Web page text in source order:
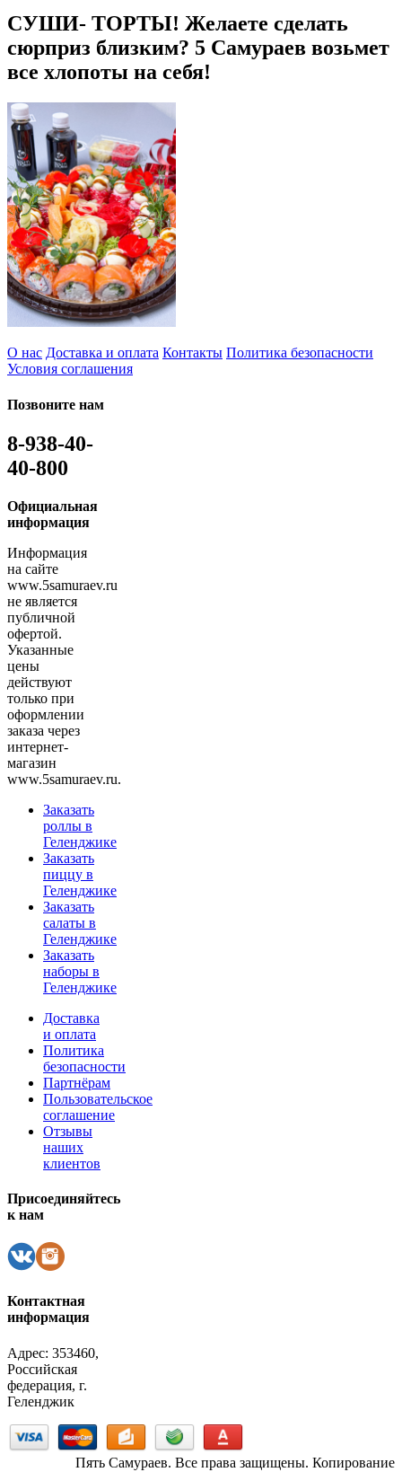
СУШИ- ТОРТЫ! Желаете сделать
сюрприз близким? 5 Самураев возьмет
все хлопоты на себя!
О нас Доставка и оплата Контакты Политика безопасности
Условия соглашения
Позвоните нам
8-938-40-
40-800
Официальная
информация
Информация
на сайте
www.5samuraev.ru
не является
публичной
офертой.
Указанные
цены
действуют
только при
оформлении
заказа через
интернет-
магазин
www.5samuraev.ru.
Заказать
роллы в
Геленджике
Заказать
пиццу в
Геленджике
Заказать
салаты в
Геленджике
Заказать
наборы в
Геленджике
Доставка
и оплата
Политика
безопасности
Партнёрам
Пользовательское
соглашение
Отзывы
наших
клиентов
Присоединяйтесь
к нам
Контактная
информация
Адрес: 353460,
Российская
федерация, г.
Геленджик
Пять Самураев. Все права защищены. Копирование